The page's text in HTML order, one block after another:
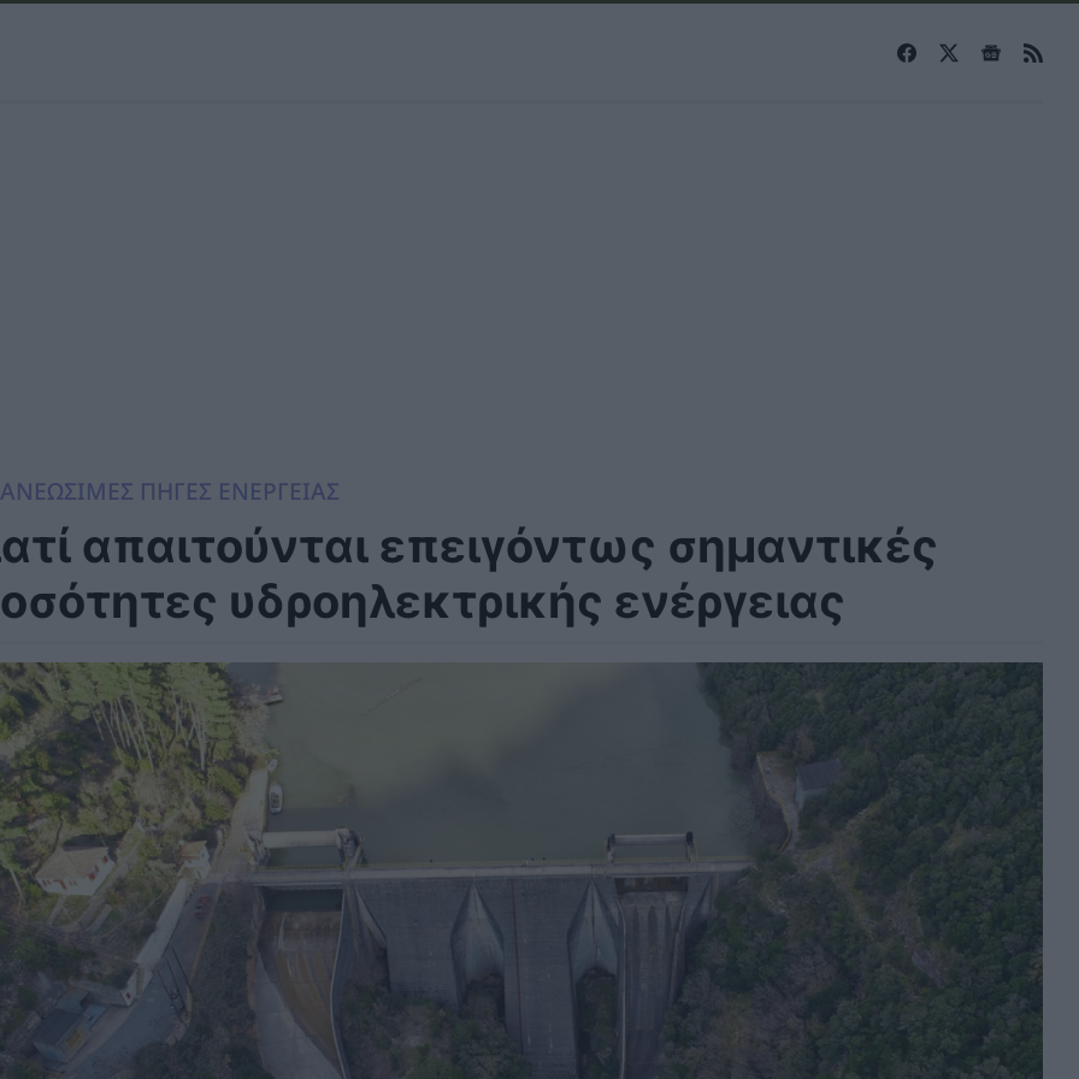
ΠΗΓΕΣ ΕΝΕΡΓΕΙΑΣ
απαιτούνται επειγόντως σημαντικές
υδροηλεκτρικής ενέργειας